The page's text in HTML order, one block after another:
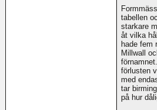
tabellen
starkare
åt vilka
hade fem
Millwall
förlusten
med
tar
på hur